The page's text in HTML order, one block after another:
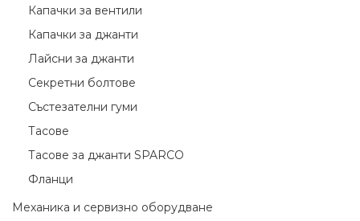
Капачки за вентили
Капачки за джанти
Лайсни за джанти
Секретни болтове
Състезателни гуми
Тасове
Тасове за джанти SPARCO
Фланци
Механика и сервизно оборудване